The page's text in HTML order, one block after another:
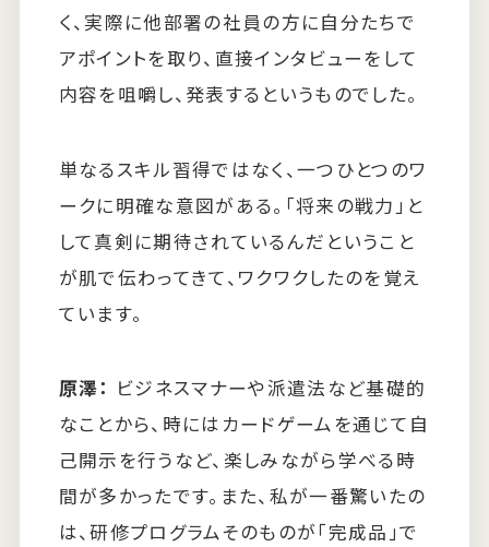
く、実際に他部署の社員の方に自分たちで
アポイントを取り、直接インタビューをして
内容を咀嚼し、発表するというものでした。
単なるスキル習得ではなく、一つひとつのワ
ークに明確な意図がある。「将来の戦力」と
して真剣に期待されているんだということ
が肌で伝わってきて、ワクワクしたのを覚え
ています。
原澤： ビジネスマナーや派遣法など基礎的
なことから、時にはカードゲームを通じて自
己開示を行うなど、楽しみながら学べる時
間が多かったです。また、私が一番驚いたの
は、研修プログラムそのものが「完成品」で